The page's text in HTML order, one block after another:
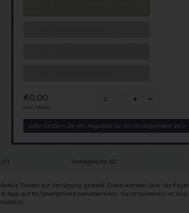
€0,00
Inkl. MwSt.
oder fordern Sie ein Angebot für ein Arrangement an >
(0) Schlagworte (0)
Tickets zur Verfügung gestellt. Diese werden über die
App auf Ihr Smartphone herunterladen. Sie ist kostenlos im